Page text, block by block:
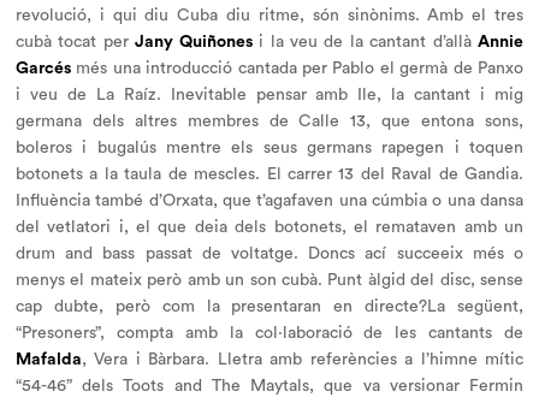
revolució, i qui diu Cuba diu ritme, són sinònims. Amb el tres
cubà tocat perJany Quiñonesi la veu de la cantant d’allàAnnie
Garcés més una introducció cantada per Pablo el germà de Panxo
i veu de La Raíz. Inevitable pensar amb Ile, la cantant i mig
germana dels altres membres de Calle 13, que entona sons,
boleros i bugalús mentre els seus germans rapegen i toquen
botonets a la taula de mescles. El carrer 13 del Raval de Gandia.
Influència també d’Orxata, que t’agafaven una cúmbia o una dansa
del vetlatori i, el que deia dels botonets, el remataven amb un
drum and bass passat de voltatge. Doncs ací succeeix més o
menys el mateix però amb un son cubà. Punt àlgid del disc, sense
cap dubte, però com la presentaran en directe?La següent,
“Presoners”, compta amb la col·laboració de les cantants de
Mafalda, Vera i Bàrbara. Lletra amb referències a l’himne mític
“54-46” dels Toots and The Maytals, que va versionar Fermin